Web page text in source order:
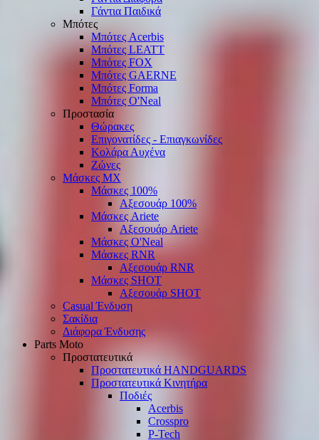
Γάντια Παιδικά
Μπότες
Μπότες Acerbis
Μπότες LEATT
Μπότες FOX
Μπότες GAERNE
Μπότες Forma
Μπότες O'Neal
Προστασία
Θώρακες
Επιγονατίδες - Επιαγκωνίδες
Κολάρα Αυχένα
Ζώνες
Μάσκες ΜΧ
Μάσκες 100%
Αξεσουάρ 100%
Μάσκες Ariete
Αξεσουάρ Ariete
Μάσκες O'Neal
Μάσκες RNR
Αξεσουάρ RNR
Μάσκες SHOT
Αξεσουάρ SHOT
Casual Ένδυση
Σακίδια
Διάφορα Ένδυσης
Parts Moto
Προστατευτικά
Προστατευτικά HANDGUARDS
Προστατευτικά Κινητήρα
Ποδιές
Acerbis
Crosspro
P-Tech